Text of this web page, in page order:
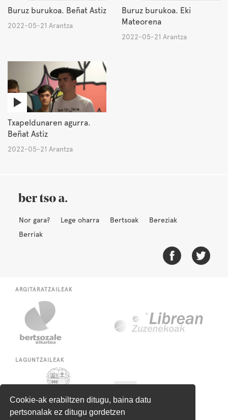
Cookie-ak erabiltzen ditugu, baina datu
pertsonalak ez ditugu gordetzen
Buruz burukoa. Beñat Astiz
2022-05-21 Arantza
Buruz burukoa. Eki
Mateorena
2022-05-21 Arantza
Txapeldunaren agurra.
Beñat Astiz
2022-05-21 Arantza
Nor gara? Lege oharra Bertsoak
Bereziak
Berriak
ARGITARATZAILEAK
LAGUNTZAILEAK